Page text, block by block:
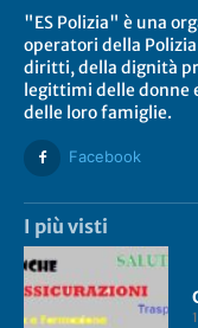
"ES Polizia" è una
operatori della
diritti, della dignità
legittimi delle donne
delle loro famiglie.
Facebook
I più visti